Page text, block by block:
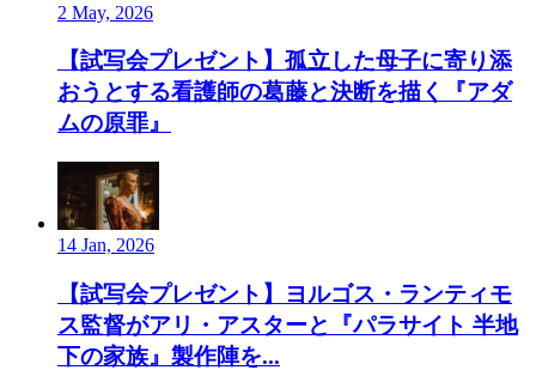
2 May, 2026
【試写会プレゼント】孤立した母子に寄り添
おうとする看護師の葛藤と決断を描く『アダ
ムの原罪』
14 Jan, 2026
【試写会プレゼント】ヨルゴス・ランティモ
ス監督がアリ・アスターと『パラサイト 半地
下の家族』製作陣を...